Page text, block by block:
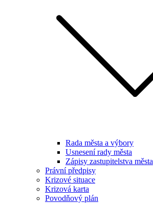
Rada města a výbory
Usnesení rady města
Zápisy zastupitelstva města
Právní předpisy
Krizové situace
Krizová karta
Povodňový plán